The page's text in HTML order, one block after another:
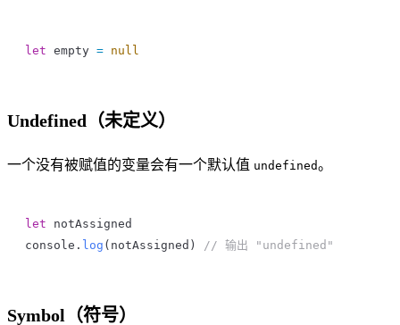
let empty = null
Undefined（未定义）
一个没有被赋值的变量会有一个默认值 undefined。
let notAssigned
console . log ( notAssigned ) // 输出 "undefined"
Symbol（符号）